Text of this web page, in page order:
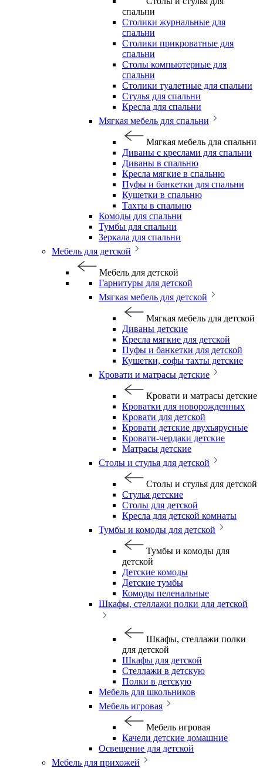
спальни
Столики журнальные для
спальни
Столики прикроватные для
спальни
Столы компьютерные для
спальни
Столики туалетные для спальни
Стулья для спальни
Кресла для спальни
Мягкая мебель для спальни
Мягкая мебель для спальни
Диваны с креслами для спальни
Диваны в спальню
Кресла мягкие в спальню
Пуфы и банкетки для спальни
Кушетки в спальню
Тахты в спальню
Комоды для спальни
Тумбы для спальни
Зеркала для спальни
Мебель для детской
Мебель для детской
Гарнитуры для детской
Мягкая мебель для детской
Мягкая мебель для детской
Диваны детские
Кресла мягкие для детской
Пуфы и банкетки для детской
Кушетки, софы тахты детские
Кровати и матрасы детские
Кровати и матрасы детские
Кроватки для новорожденных
Кровати для детской
Кровати детские двухъярусные
Кровати-чердаки детские
Матрасы детские
Столы и стулья для детской
Столы и стулья для детской
Стулья детские
Столы для детской
Кресла для детской комнаты
Тумбы и комоды для детской
Тумбы и комоды для
детской
Детские комоды
Детские тумбы
Комоды пеленальные
Шкафы, стеллажи полки для детской
Шкафы, стеллажи полки
для детской
Шкафы для детской
Стеллажи в детскую
Полки в детскую
Мебель для школьников
Мебель игровая
Мебель игровая
Качели детские домашние
Освещение для детской
Мебель для прихожей